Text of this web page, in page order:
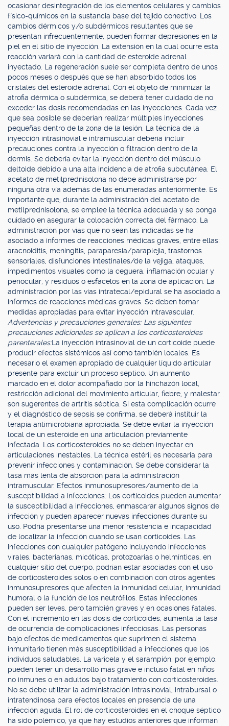
ocasionar desintegración de los elementos celulares y cambios
físico-químicos en la sustancia base del tejido conectivo. Los
cambios dérmicos y/o subdérmicos resultantes que se
presentan infrecuentemente, pueden formar depresiones en la
piel en el sitio de inyección. La extensión en la cual ocurre esta
reacción variará con la cantidad de esteroide adrenal
inyectado. La regeneración suele ser completa dentro de unos
pocos meses o después que se han absorbido todos los
cristales del esteroide adrenal. Con el objeto de minimizar la
atrofia dérmica o subdérmica, se deberá tener cuidado de no
exceder las dosis recomendadas en las inyecciones. Cada vez
que sea posible se deberían realizar múltiples inyecciones
pequeñas dentro de la zona de la lesión. La técnica de la
inyección intrasinovial e intramuscular debería incluir
precauciones contra la inyección o filtración dentro de la
dermis. Se debería evitar la inyección dentro del músculo
deltoide debido a una alta incidencia de atrofia subcutánea. El
acetato de metilprednisolona no debe administrarse por
ninguna otra vía además de las enumeradas anteriormente. Es
importante que, durante la administración del acetato de
metilprednisolona, se emplee la técnica adecuada y se ponga
cuidado en asegurar la colocación correcta del fármaco. La
administración por vías que no sean las indicadas se ha
asociado a informes de reacciones médicas graves, entre ellas:
aracnoiditis, meningitis, paraparesia/paraplejia, trastornos
sensoriales, disfunciones intestinales/de la vejiga, ataques,
impedimentos visuales como la ceguera, inflamación ocular y
periocular, y residuos o esfacelos en la zona de aplicación. La
administración por las vías intratecal/epidural se ha asociado a
informes de reacciones médicas graves. Se deben tomar
medidas apropiadas para evitar inyección intravascular.
Advertencias y precauciones generales: Las siguientes
precauciones adicionales se aplican a los corticosteroides
parenterales:La inyección intrasinovial de un corticoide puede
producir efectos sistémicos así como también locales. Es
necesario el examen apropiado de cualquier líquido articular
presente para excluir un proceso séptico. Un aumento
marcado en el dolor acompañado por la hinchazón local,
restricción adicional del movimiento articular, fiebre, y malestar
son sugerentes de artritis séptica. Si esta complicación ocurre
y el diagnóstico de sepsis se confirma, se deberá instituir la
terapia antimicrobiana apropiada. Se debe evitar la inyección
local de un esteroide en una articulación previamente
infectada. Los corticosteroides no se deben inyectar en
articulaciones inestables. La técnica estéril es necesaria para
prevenir infecciones y contaminación. Se debe considerar la
tasa más lenta de absorción para la administración
intramuscular. Efectos inmunosupresores/aumento de la
susceptibilidad a infecciones: Los corticoides pueden aumentar
la susceptibilidad a infecciones, enmascarar algunos signos de
infección y pueden aparecer nuevas infecciones durante su
uso. Podría presentarse una menor resistencia e incapacidad
de localizar la infección cuando se usan corticoides. Las
infecciones con cualquier patógeno incluyendo infecciones
virales, bacterianas, micóticas, protozoarias o helmínticas, en
cualquier sitio del cuerpo, podrían estar asociadas con el uso
de corticosteroides solos o en combinación con otros agentes
inmunosupresores que afecten la inmunidad celular, inmunidad
humoral o la función de los neutrófilos. Estas infecciones
pueden ser leves, pero también graves y en ocasiones fatales.
Con el incremento en las dosis de corticoides, aumenta la tasa
de ocurrencia de complicaciones infecciosas. Las personas
bajo efectos de medicamentos que suprimen el sistema
inmunitario tienen más susceptibilidad a infecciones que los
individuos saludables. La varicela y el sarampión, por ejemplo,
pueden tener un desarrollo más grave e incluso fatal en niños
no inmunes o en adultos bajo tratamiento con corticosteroides.
No se debe utilizar la administración intrasinovial, intrabursal o
intratendinosa para efectos locales en presencia de una
infección aguda. El rol de corticosteroides en el choque séptico
ha sido polémico, ya que hay estudios anteriores que informan